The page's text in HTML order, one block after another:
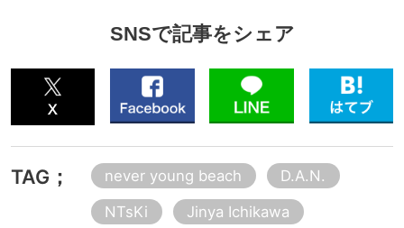
SNSで記事をシェア
TAG； never young beach
D.A.N.
NTsKi
Jinya Ichikawa